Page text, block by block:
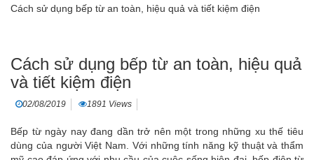
Cách sử dụng bếp từ an toàn, hiệu quả và tiết kiệm điện
Cách sử dụng bếp từ an toàn, hiệu quả
và tiết kiệm điện
02/08/2019 1891 Views
Bếp từ ngày nay đang dần trở nên một trong những xu thế tiêu
dùng của người Việt Nam. Với những tính năng kỹ thuật và thẩm